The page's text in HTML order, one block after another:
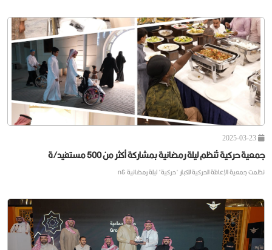
2025-03-25
حركية توقع اتفاقية تعاون مع شركة مهارة للموارد البشرية
وقعت جمعية ⁧‫حركية‬⁩&n
2025-03-23
جمعية حركية تُنظم ليلة رمضانية بمشاركة أكثر من 500 مستفيد/ة
نظمت جمعية الإعاقة الحركية للكبار "حركية" ليلة رمضانية &n